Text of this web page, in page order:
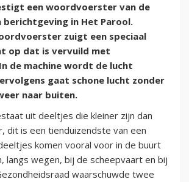
een woordvoerster van de
berichtgeving in Het Parool.
zuigt een speciaal
op dat is vervuild met
de machine wordt de lucht
gaat schone lucht zonder
naar buiten.
uit deeltjes die kleiner zijn dan
dit is een tienduizendste van een
komen vooral voor in de buurt
langs wegen, bij de scheepvaart en bij
waarschuwde twee